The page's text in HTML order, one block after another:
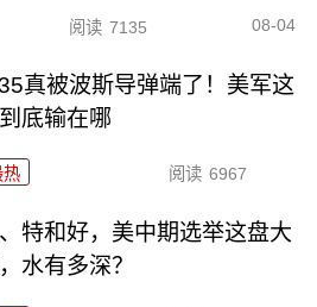
阅读 7135 08-04
真被波斯导弹端了！美军这
底输在哪
热 阅读 6967
特和好，美中期选举这盘大
水有多深？